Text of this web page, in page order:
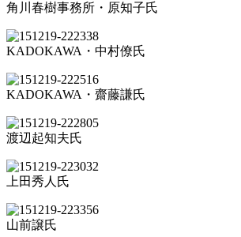
角川春樹事務所・原知子氏
KADOKAWA・中村僚氏
KADOKAWA・齋藤謙氏
渡辺起知夫氏
上田秀人氏
山前譲氏